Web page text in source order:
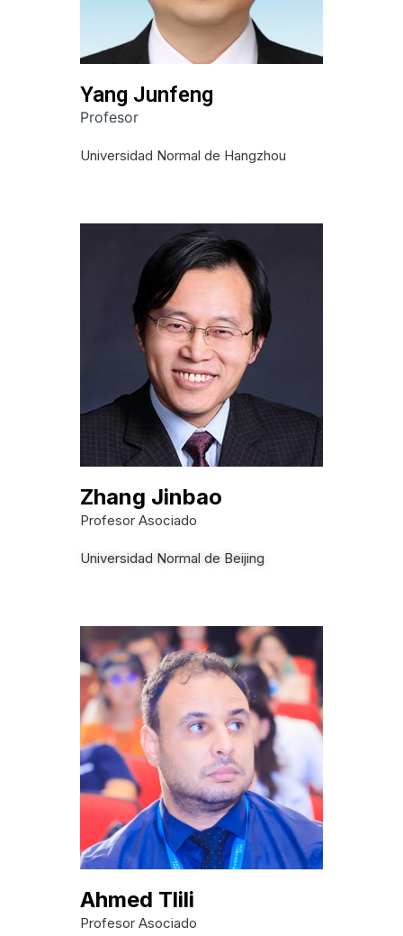
Yang Junfeng
Profesor
Universidad Normal de Hangzhou
Zhang Jinbao
Profesor Asociado
Universidad Normal de Beijing
Ahmed Tlili
Profesor Asociado